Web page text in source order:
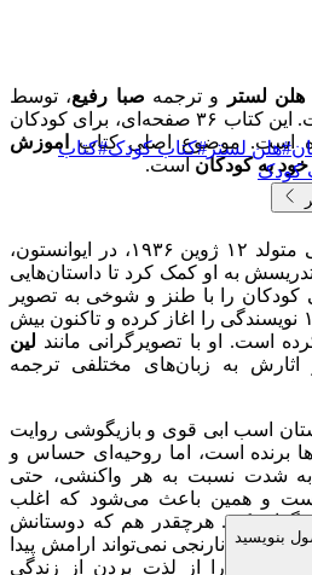
هلن لستر و ترجمه صبا رفیع، توسط
منتشر شده است. این کتاب ۳۶ صفحه‌ای، برای کودکان
اموزش
به کودکان است.
، نویسنده امریکایی متولد ۱۲ ژوین ۱۹۳۶، در ایوانستون،
تدریسش به او کمک کرد تا داستان‌هایی
کودکان را با طنز و شوخی به تصویر
می‌کشند. لستر از سال ۱۹۷۹ نویسندگی را اغاز کرده و تاکنون بیش
است. او با تصویرگرانی مانند لین
به زبان‌های مختلفی ترجمه
اسب ابی قوی و بازیگوشی روایت
برنده است، اما روحیه‌ای حساس و
به شدت نسبت به هر واکنشی، حتی
و همین باعث می‌شود که اغلب
کند. هرچقدر هم که دوستانش
نازک نارنجی نمی‌تواند ارامش پیدا
حد، او را از لذت بردن از زندگی
#هلن لستر#کتاب کودک#کتاب
کودک
بنویسید